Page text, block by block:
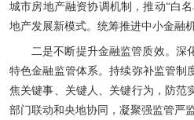
城市房地产融资协调机制，推动“白
地产发展新模式。统筹推进中小金融
二是不断提升金融监管质效。深
特色金融监管体系。持续弥补监管制
焦关键事、关键人、关键行为，防范
部门联动和央地协同，凝聚强监管严